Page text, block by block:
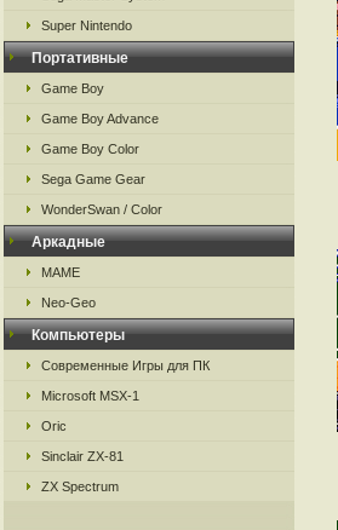
Super Nintendo
Портативные
Game Boy
Game Boy Advance
Game Boy Color
Sega Game Gear
WonderSwan / Color
Аркадные
MAME
Neo-Geo
Компьютеры
Современные Игры для ПК
Microsoft MSX-1
Oric
Sinclair ZX-81
ZX Spectrum